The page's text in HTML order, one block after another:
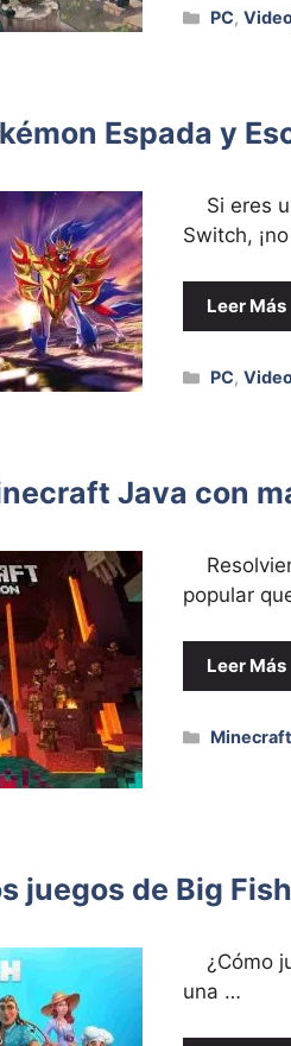
PC,
Espada y
Si eres
Switch,
Leer Más
PC,
Java con
popular
Leer Más
Categorías
Minecraft
juegos de Big
¿Cómo
una …